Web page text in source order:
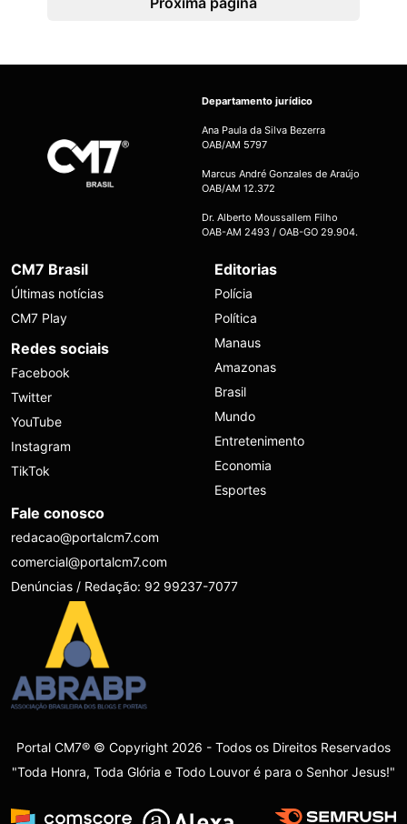
Departamento jurídico
Ana Paula da Silva Bezerra
OAB/AM 5797
Marcus André Gonzales de Araújo
OAB/AM 12.372
Dr. Alberto Moussallem Filho
OAB-AM 2493 / OAB-GO 29.904.
CM7 Brasil
Últimas notícias
CM7 Play
Redes sociais
Facebook
Twitter
YouTube
Instagram
TikTok
Editorias
Polícia
Política
Manaus
Amazonas
Brasil
Mundo
Entretenimento
Economia
Esportes
Fale conosco
redacao@portalcm7.com
comercial@portalcm7.com
Denúncias / Redação: 92 99237-7077
Portal CM7® © Copyright 2026 - Todos os Direitos Reservados
"Toda Honra, Toda Glória e Todo Louvor é para o Senhor Jesus!"